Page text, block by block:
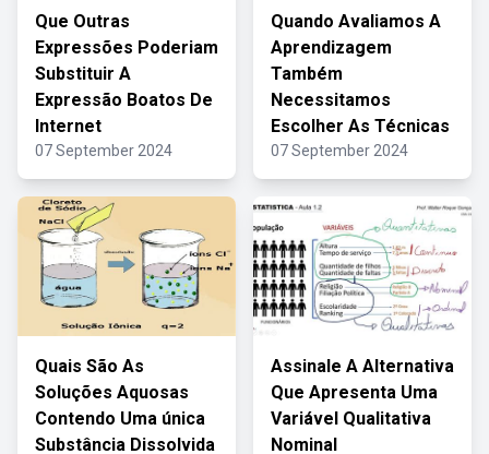
Que Outras
Expressões Poderiam
Substituir A
Expressão Boatos De
Internet
07 September 2024
Quando Avaliamos A
Aprendizagem
Também
Necessitamos
Escolher As Técnicas
07 September 2024
Quais São As
Soluções Aquosas
Contendo Uma única
Substância Dissolvida
Assinale A Alternativa
Que Apresenta Uma
Variável Qualitativa
Nominal